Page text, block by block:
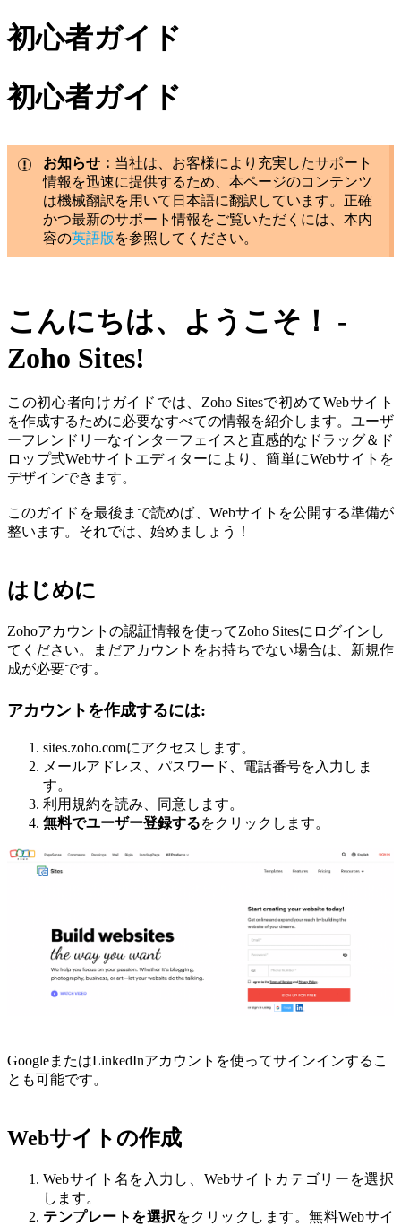
初心者ガイド
初心者ガイド
お知らせ： 当社は、お客様により充実したサポート
情報を迅速に提供するため、本ページのコンテンツ
は機械翻訳を用いて日本語に翻訳しています。正確
かつ最新のサポート情報をご覧いただくには、本内
容の英語版 を参照してください。
こんにちは、ようこそ！ -
Zoho Sites!
この初心者向けガイドでは、Zoho Sitesで初めてWebサイト
を作成するために必要なすべての情報を紹介します。ユーザ
ーフレンドリーなインターフェイスと直感的なドラッグ＆ド
ロップ式Webサイトエディターにより、簡単にWebサイトを
デザインできます。
このガイドを最後まで読めば、Webサイトを公開する準備が
整います。それでは、始めましょう！
はじめに
Zohoアカウントの認証情報を使ってZoho Sitesにログインし
てください。まだアカウントをお持ちでない場合は、新規作
成が必要です。
アカウントを作成するには:
sites.zoho.comにアクセスします。
メールアドレス、パスワード、電話番号を入力しま
す。
利用規約を読み、同意します。
無料でユーザー登録するをクリックします。
GoogleまたはLinkedInアカウントを使ってサインインするこ
とも可能です。
Webサイトの作成
Webサイト名を入力し、Webサイトカテゴリーを選択
します。
テンプレートを選択 をクリックします。無料Webサイ